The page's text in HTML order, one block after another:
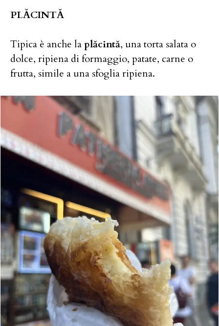
PLĂCINTĂ
Tipica è anche laplăcintă, una torta salata o
dolce, ripiena di formaggio, patate, carne o
frutta, simile a una sfoglia ripiena.